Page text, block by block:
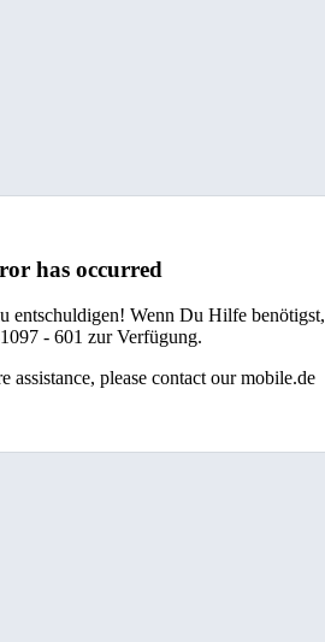
has occurred
entschuldigen! Wenn Du Hilfe benötigst,
- 601 zur Verfügung.
please contact our mobile.de